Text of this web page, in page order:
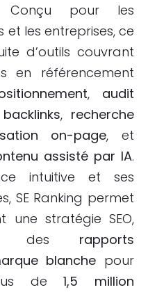
Conçu pour les
les entreprises, ce
d’outils couvrant
en référencement
, audit
, recherche
on-page, et
assisté par IA.
intuitive et ses
SE Ranking permet
une stratégie SEO,
des rapports
blanche pour
de1,5 million